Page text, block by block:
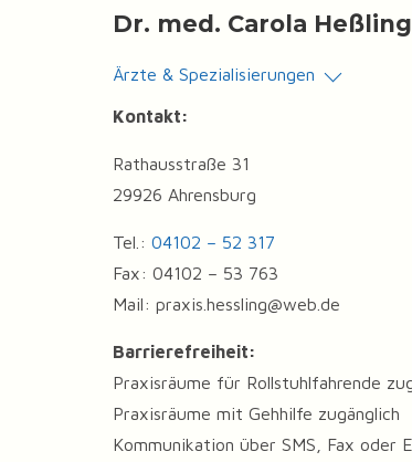
Dr. med. Carola Heßling
Ärzte & Spezialisierungen
Kontakt:
Rathausstraße 31
29926 Ahrensburg
Tel.: 04102 – 52 317
Fax: 04102 – 53 763
Mail: praxis.hessling@web.de
Barrierefreiheit:
Praxisräume für Rollstuhlfahrende
Praxisräume mit Gehhilfe zugänglich
Kommunikation über SMS, Fax oder